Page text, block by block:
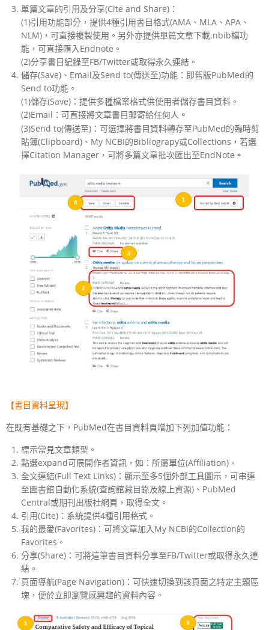
單篇文章的引用及分享(Cite and Share)：
(1)引用功能部分，提供4種引用書目格式(AMA、MLA、APA、
NLM)，可直接複製使用。另外亦提供單篇文章下載.nbib檔功
能，可直接匯入Endnote。
(2)分享書目紀錄至FB/Twitter或取得永久連結。
儲存(Save)、Email及Send to(傳送至)功能：即舊版PubMed的
Send to功能。
(1)儲存(Save)：提供多種檔案格式供使用者儲存書目資料。
(2)Email：可直接將文章書目郵寄給任何人 。
(3)Send to(傳送至)：可選擇將書目資料轉存至PubMed的臨時剪
貼簿(Clipboard)、My NCBI的Bibliograpy或Collections，若選
擇Citation Manager，可將多篇文章批次匯出至EndNote 。
【書目資料呈現】
在既有基礎之下，PubMed在書目資料頁增加下列加值功能：
標示常見文章類型。
點選expand可展開作者資訊，如：所屬單位(Affiliation)。
全文連結(Full Text Links)：顯示至多5個外部工具圖示，可串連
至圖書館自動化系統(查詢館藏目錄及線上資源)、PubMed
Central或期刊出版社網頁，取得全文。
引用(Cite)：系統提供4種引用格式。
我的最愛(Favorites)：可將文章加入My NCBI的Collection的
Favorites。
分享(Share)：可將這筆書目資料分享至FB/Twitter或取得永久連
結。
頁面導航(Page Navigation)：可快速切換到該頁面之特定主題區
塊，便於立即瀏覽感興趣的資料內容。